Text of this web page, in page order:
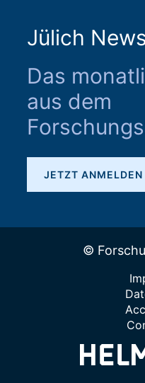
Jülich
Das
aus dem
JETZT ANMELDEN
©